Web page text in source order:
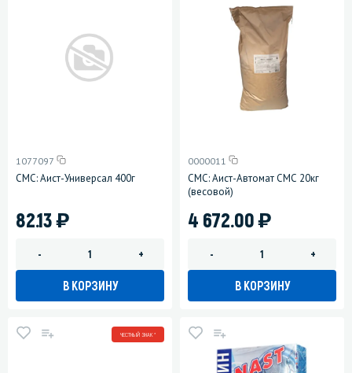
1077097
СМС: Аист-Универсал 400г
82.13)
- +
В КОРЗИНУ
0000011
СМС: Аист-Автомат СМС 20кг
(весовой)
4 672.00)
- +
В КОРЗИНУ
ЧЕСТНЫЙ ЗНАК *